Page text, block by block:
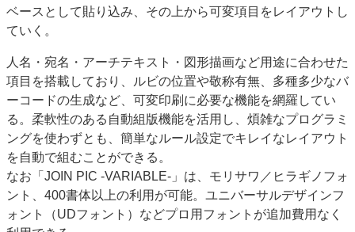
運営
お問い合わせ
ベースとして貼り込み、その上から可変項目をレイアウトし
ていく。
人名・宛名・アーチテキスト・図形描画など用途に合わせた
項目を搭載しており、ルビの位置や敬称有無、多種多少なバ
ーコードの生成など、可変印刷に必要な機能を網羅してい
る。柔軟性のある自動組版機能を活用し、煩雑なプログラミ
ングを使わずとも、簡単なルール設定でキレイなレイアウト
を自動で組むことができる。
なお「JOIN PIC -VARIABLE-」は、モリサワ／ヒラギノフォ
ント、400書体以上の利用が可能。ユニバーサルデザインフ
ォント（UDフォント）などプロ用フォントが追加費用なく